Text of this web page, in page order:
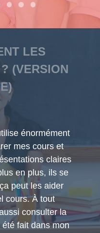
LES
(VERSION
énormément
mes cours et
claires
en plus, ils se
peut les aider
cours. À tout
consulter la
fait dans mon